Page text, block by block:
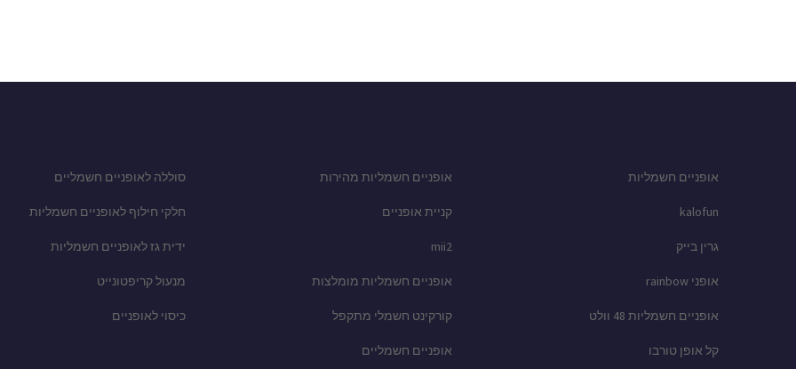
אופניים חשמליות
kalofun
גרין בייק
אופני rainbow
אופניים חשמליות 48 וולט
קל אופן טורבו
אופניים חשמליות מהירות
קניית אופניים
mii2
אופניים חשמליות מומלצות
קורקינט חשמלי מתקפל
אופניים חשמליים
סוללה לאופניים חשמליים
חלקי חילוף לאופניים חשמליות
ידית גז לאופניים חשמליות
מנעול קריפטונייט
כיסוי לאופניים